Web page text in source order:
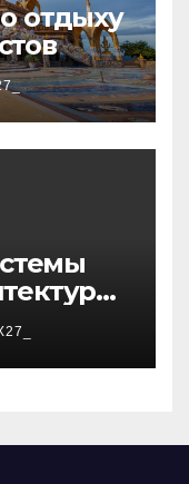
отдыху